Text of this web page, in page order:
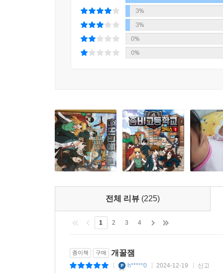
3%
3%
0%
0%
전체 리뷰 (225)
1 2 3 4
종이책 구매 개꿀잼
h*****0 2024-12-19 신고